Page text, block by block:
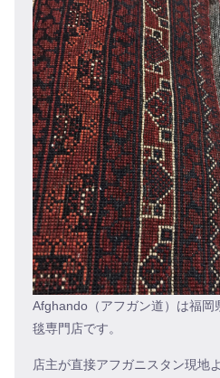
Afghando（アフガン道）は福岡
毯専門店です。
店主が直接アフガニスタン現地